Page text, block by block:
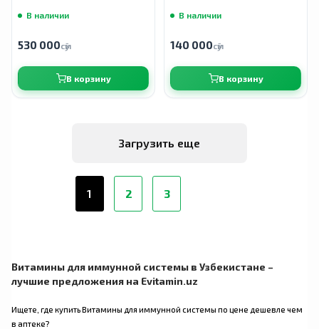
В наличии
530 000сӯм
В корзину
В наличии
140 000сӯм
В корзину
Загрузить еще
1 2 3
Витамины для иммунной системы в Узбекистане –
лучшие предложения на Evitamin.uz
Ищете, где купить Витамины для иммунной системы по цене дешевле чем
в аптеке?